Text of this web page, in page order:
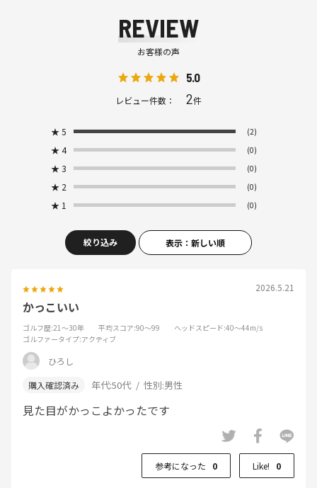
REVIEW
お客様の声
5.0
レビュー件数： 2件
★ 5 (2)
★ 4 (0)
★ 3 (0)
★ 2 (0)
★ 1 (0)
絞り込み 表示：新しい順
2026.5.21
かっこいい
ゴルフ歴:21～30年 平均スコア:90～99 ヘッドスピード:40～44m/s
ゴルファータイプ:アクティブ
ひろし
年代:50代 性別:男性
見た目がかっこよかったです
参考になった 0 Like! 0